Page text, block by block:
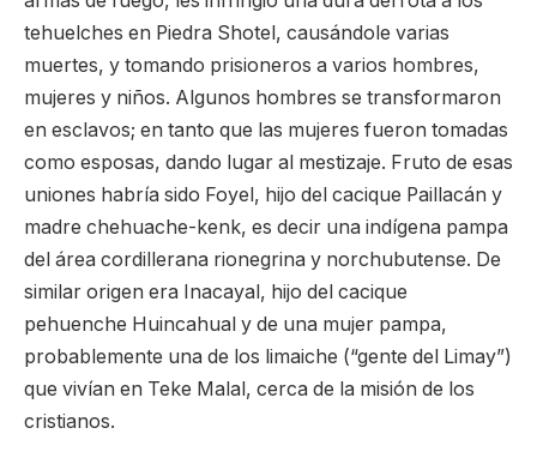
tehuelches en Piedra Shotel, causándole varias
muertes, y tomando prisioneros a varios hombres,
mujeres y niños. Algunos hombres se transformaron
en esclavos; en tanto que las mujeres fueron tomadas
como esposas, dando lugar al mestizaje. Fruto de esas
uniones habría sido Foyel, hijo del cacique Paillacán y
madre chehuache-kenk, es decir una indígena pampa
del área cordillerana rionegrina y norchubutense. De
similar origen era Inacayal, hijo del cacique
pehuenche Huincahual y de una mujer pampa,
probablemente una de los limaiche (“gente del Limay”)
que vivían en Teke Malal, cerca de la misión de los
cristianos.